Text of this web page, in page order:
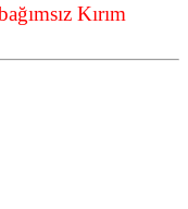
Kırım